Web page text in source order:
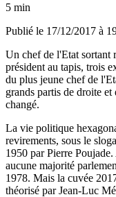
5 min
Publié le 17/12/2017 à
Un chef de l'Etat sortant
président au tapis, trois
du plus jeune chef de
grands partis de droite
changé.
La vie politique
revirements, sous le
1950 par Pierre
aucune majorité
1978. Mais la cuvée
théorisé par Jean-Luc